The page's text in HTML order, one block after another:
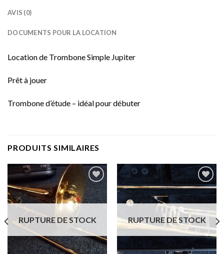
AVIS (0)
DOCUMENTS POUR LA LOCATION
Location de Trombone Simple Jupiter
Prêt à jouer
Trombone d’étude – idéal pour débuter
PRODUITS SIMILAIRES
RUPTURE DE STOCK
wishlist
RUPTURE DE STOCK